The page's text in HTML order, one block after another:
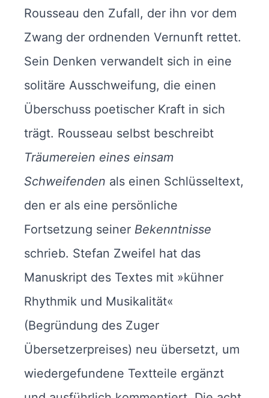
Rousseau den Zufall, der ihn vor dem
Zwang der ordnenden Vernunft rettet.
Sein Denken verwandelt sich in eine
solitäre Ausschweifung, die einen
Überschuss poetischer Kraft in sich
trägt. Rousseau selbst beschreibt
Träumereien eines einsam
Schweifenden als einen Schlüsseltext,
den er als eine persönliche
Fortsetzung seiner Bekenntnisse
schrieb. Stefan Zweifel hat das
Manuskript des Textes mit »kühner
Rhythmik und Musikalität«
(Begründung des Zuger
Übersetzerpreises) neu übersetzt, um
wiedergefundene Textteile ergänzt